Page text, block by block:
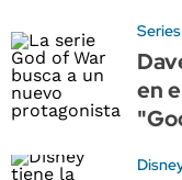
Series
en